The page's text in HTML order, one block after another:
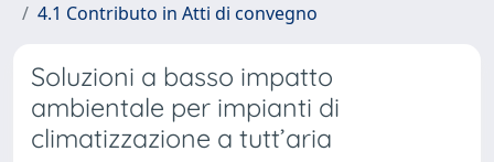
4.1 Contributo in Atti di convegno
Soluzioni a basso impatto
ambientale per impianti di
climatizzazione a tutt’aria